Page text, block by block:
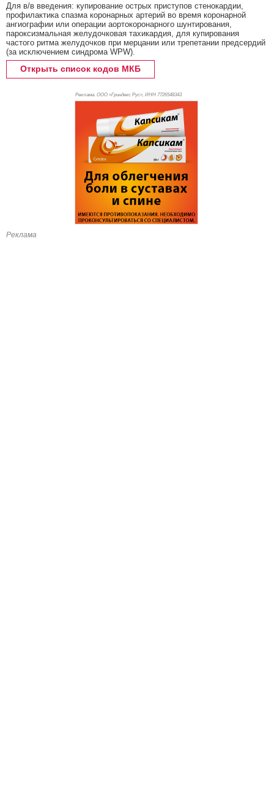
Для в/в введения: купирование острых приступов стенокардии,
профилактика спазма коронарных артерий во время коронарной
ангиографии или операции аортокоронарного шунтирования,
пароксизмальная желудочковая тахикардия, для купирования
частого ритма желудочков при мерцании или трепетании предсердий
(за исключением синдрома WPW).
Открыть список кодов МКБ
Реклама. ООО «Гриндекс Рус», ИНН 7726548343
Реклама